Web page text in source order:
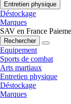
Entretien physique
Déstockage
Marques
SAV en France
Rechercher
Equipement
Sports de combat
Arts martiaux
Entretien physique
Déstockage
Marques